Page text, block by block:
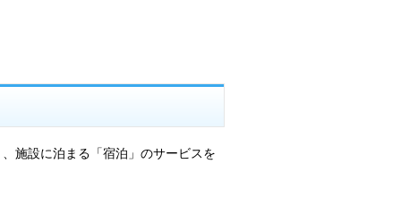
施設に泊まる「宿泊」のサービスを